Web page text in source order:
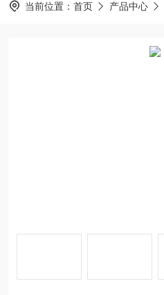
当前位置： 首页 产品中心